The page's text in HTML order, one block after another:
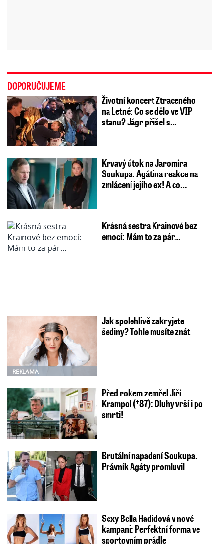
DOPORUČUJEME
Životní koncert Ztraceného
na Letné: Co se dělo ve VIP
stanu? Jágr přišel s…
Krvavý útok na Jaromíra
Soukupa: Agátina reakce na
zmlácení jejího ex! A co…
Krásná sestra Krainové bez
emocí: Mám to za pár…
REKLAMA
Jak spolehlivě zakryjete
šediny? Tohle musíte znát
Před rokem zemřel Jiří
Krampol (†87): Dluhy vrší i po
smrti!
Brutální napadení Soukupa.
Právník Agáty promluvil
Sexy Bella Hadidová v nové
kampani: Perfektní forma ve
sportovním prádle